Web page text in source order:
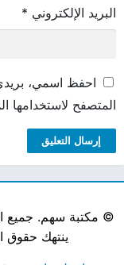
البريد الإلكتروني *
احفظ اسمي، بريدي
المتصفح لاستخدامها
© مكتبة سهم.
ينتهك حقوق